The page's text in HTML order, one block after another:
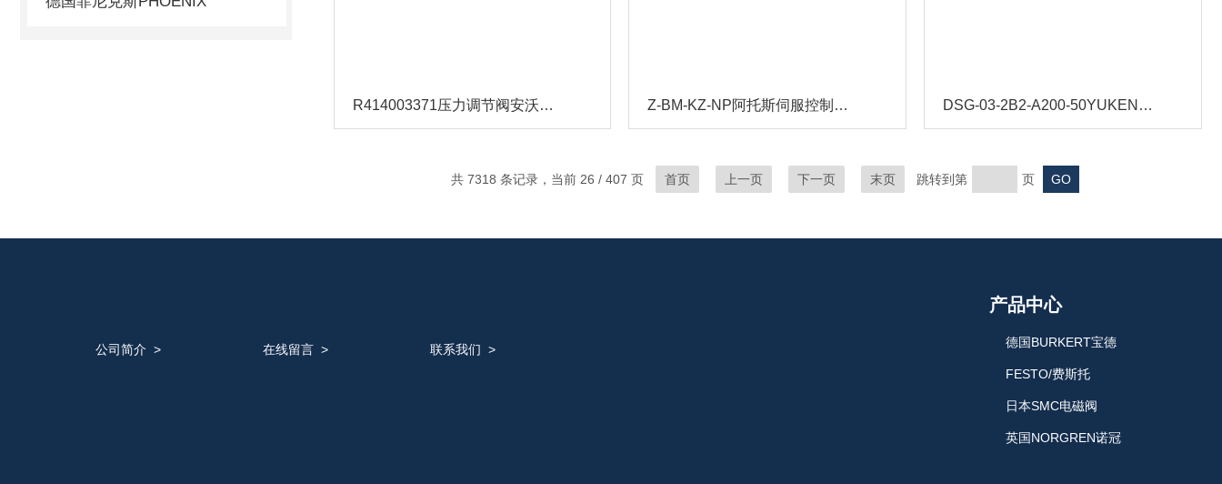
R414003371压力调节阀安沃驰安装与维护 Z-BM-KZ-NP阿托斯伺服控制器结构及用途 DSG-03-2B2-A200-50YUKEN单向节流阀技术和应用
共 7318 条记录，当前 26 / 407 页 首页 上一页 下一页 末页 跳转到第 页
公司简介 > 在线留言 > 联系我们 >
产品中心
德国BURKERT宝德
FESTO/费斯托
日本SMC电磁阀
英国NORGREN诺冠